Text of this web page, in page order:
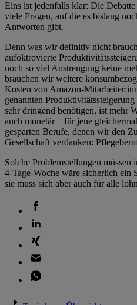
Eins ist jedenfalls klar: Die
viele Fragen, auf die es bislang
Antworten gibt.
Denn was wir definitiv nicht
aufoktroyierte
noch so viel Anstrengung keine
brauchen wir weitere
Kosten von Amazon-
genannten
sehr dringend benötigen, ist mehr
auch monetär – für jene
gesparten Berufe, denen wir den
Gesellschaft verdanken:
Solche Problemstellungen
4-Tage-Woche wäre sicherlich ein
sie muss sich aber auch für alle